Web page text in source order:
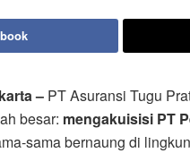
– PT Asuransi Tugu
besar: mengakuisisi PT
sama bernaung di